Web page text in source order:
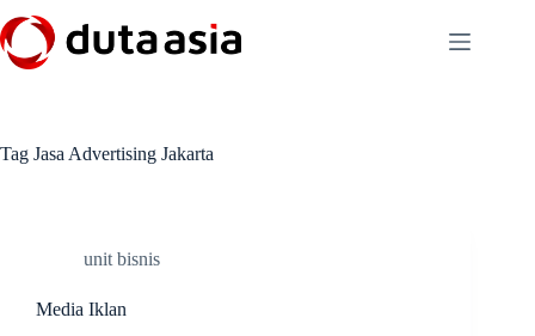
to
content
Tag Jasa Advertising Jakarta
unit bisnis
Media Iklan